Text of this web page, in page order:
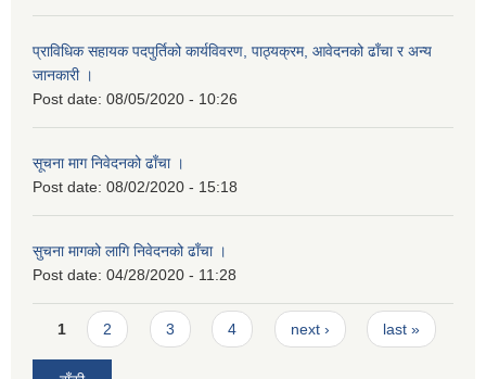
प्राविधिक सहायक पदपुर्तिको कार्यविवरण, पाठ्यक्रम, आवेदनको ढाँचा र अन्य
जानकारी ।
Post date: 08/05/2020 - 10:26
सूचना माग निवेदनको ढाँचा ।
Post date: 08/02/2020 - 15:18
सुचना मागको लागि निवेदनको ढाँचा ।
Post date: 04/28/2020 - 11:28
Pages
1 2 3 4 next › last »